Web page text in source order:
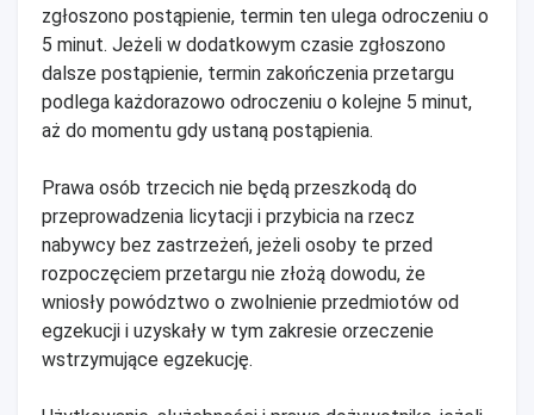
zgłoszono postąpienie, termin ten ulega odroczeniu o
5 minut. Jeżeli w dodatkowym czasie zgłoszono
dalsze postąpienie, termin zakończenia przetargu
podlega każdorazowo odroczeniu o kolejne 5 minut,
aż do momentu gdy ustaną postąpienia.
Prawa osób trzecich nie będą przeszkodą do
przeprowadzenia licytacji i przybicia na rzecz
nabywcy bez zastrzeżeń, jeżeli osoby te przed
rozpoczęciem przetargu nie złożą dowodu, że
wniosły powództwo o zwolnienie przedmiotów od
egzekucji i uzyskały w tym zakresie orzeczenie
wstrzymujące egzekucję.